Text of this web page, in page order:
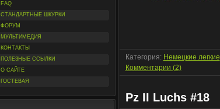
FAQ
СТАНДАРТНЫЕ ШКУРКИ
ФОРУМ
МУЛЬТИМЕДИЯ
КОНТАКТЫ
ПОЛЕЗНЫЕ ССЫЛКИ
О САЙТЕ
ГОСТЕВАЯ
Категория: Немецкие легкие
Комментарии (2)
Pz II Luchs #18